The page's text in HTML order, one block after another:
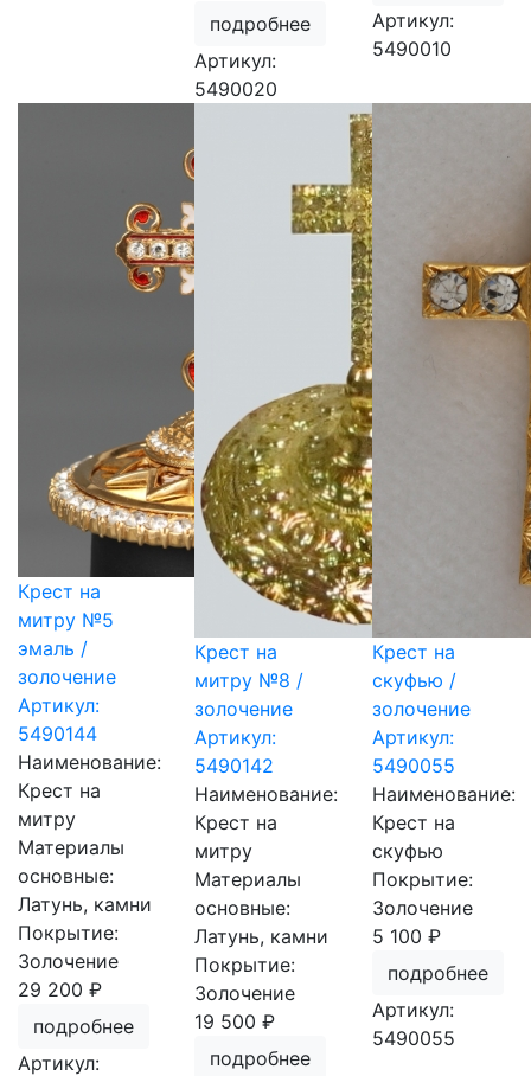
подробнее
Артикул:
5490020
Артикул:
5490010
Крест на
митру №5
эмаль /
золочение
Артикул:
5490144
Наименование:
Крест на
митру
Материалы
основные:
Латунь, камни
Покрытие:
Золочение
29 200 ₽
подробнее
Артикул:
Крест на
митру №8 /
золочение
Артикул:
5490142
Наименование:
Крест на
митру
Материалы
основные:
Латунь, камни
Покрытие:
Золочение
19 500 ₽
подробнее
Крест на
скуфью /
золочение
Артикул:
5490055
Наименование:
Крест на
скуфью
Покрытие:
Золочение
5 100 ₽
подробнее
Артикул:
5490055